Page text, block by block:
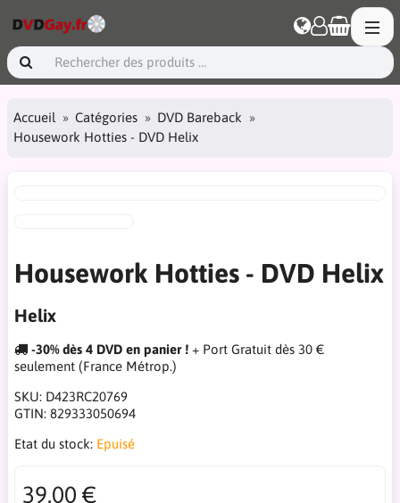
Accueil Catégories
DVD Bareback
Housework Hotties - DVD Helix
Housework Hotties - DVD Helix
Helix
-30% dès 4 DVD en panier ! + Port Gratuit dès 30 €
seulement (France Métrop.)
SKU: D423RC20769
GTIN: 829333050694
Etat du stock: Epuisé
39.00 €